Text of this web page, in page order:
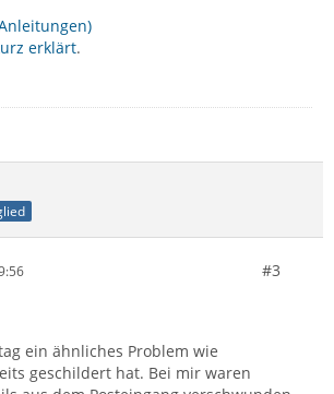
erklärt.
#3
ein ähnliches Problem wie
geschildert hat. Bei mir waren